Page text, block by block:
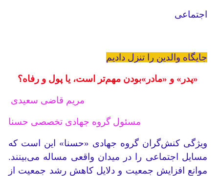
اجتماعی
جایگاه والدین را تنزل دادیم
«پدر» و «مادر»بودن مهم‌تر است، یا پول و رفاه؟
مریم قاضی سعیدی
مسئول گروه جهادی تخصصی حسنا
ویژگی کنش‌گران گروه جهادی «حسنا» این است که
مسایل اجتماعی را در میدان واقعی مساله می‌بینند.
موانع افزایش جمعیت و دلایل کاهش رشد جمعیت از